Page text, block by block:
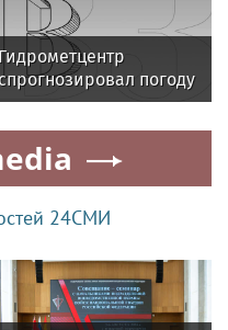
Гидрометцентр
спрогнозировал погоду
дождя в Москве
24СМИ